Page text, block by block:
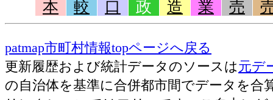
本
較
口
政
造
業
売
patmap市町村情報topページへ戻る
更新履歴および統計データのソースは元デ
の自治体を基準に合併都市間でデータを合